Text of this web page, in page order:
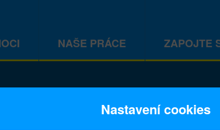
NAŠE PRÁCE ZAPOJTE
Nastavení cookies